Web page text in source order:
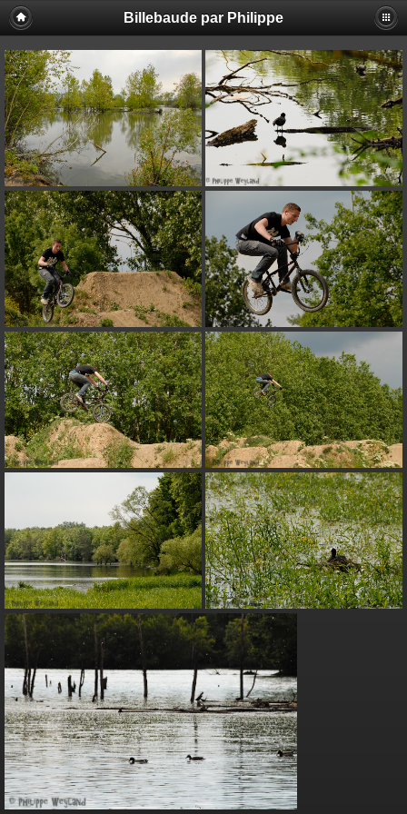
Billebaude par Philippe